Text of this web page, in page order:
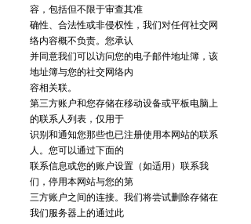
容，包括但不限于审查其准
确性、合法性或非侵权性，我们对任何社交网
络内容概不负责。您承认
并同意我们可以访问您的电子邮件地址簿，该
地址簿与您的社交网络内
容相关联。
第三方账户和您存储在移动设备或平板电脑上
的联系人列表，仅用于
识别和通知您那些也已注册使用本网站的联系
人。您可以通过下面的
联系信息或您的账户设置（如适用）联系我
们，停用本网站与您的第
三方账户之间的连接。我们将尝试删除存储在
我们服务器上的通过此